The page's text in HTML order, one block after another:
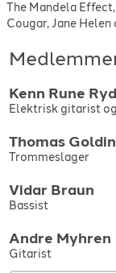
The Mandela
Cougar, Jane Helen
Kenn Rune
Elektrisk gitarist
Thomas
Trommeslager
Vidar Braun
Bassist
Andre Myhren
Gitarist